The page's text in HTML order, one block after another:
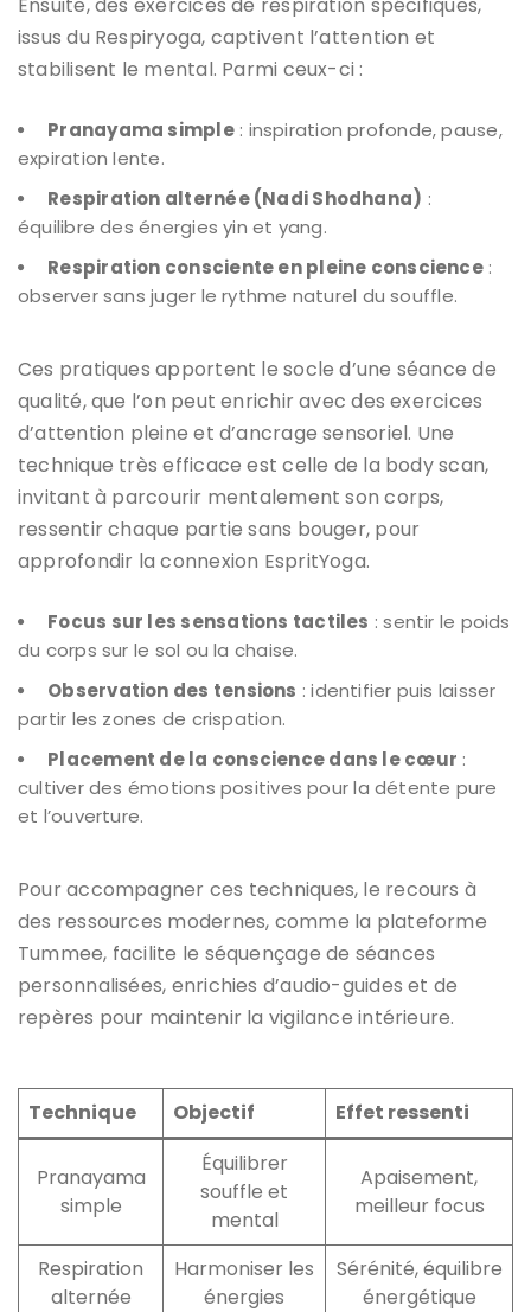
issus du Respiryoga, captivent l’attention et
stabilisent le mental. Parmi ceux-ci :
Pranayama simple: inspiration profonde, pause,
expiration lente.
Respiration alternée (Nadi Shodhana) :
équilibre des énergies yin et yang.
Respiration consciente en pleine conscience:
observer sans juger le rythme naturel du souffle.
Ces pratiques apportent le socle d’une séance de
qualité, que l’on peut enrichir avec des exercices
d’attention pleine et d’ancrage sensoriel. Une
technique très efficace est celle de la body scan,
invitant à parcourir mentalement son corps,
ressentir chaque partie sans bouger, pour
approfondir la connexion EspritYoga.
Focus sur les sensations tactiles : sentir le poids
du corps sur le sol ou la chaise.
Observation des tensions : identifier puis laisser
partir les zones de crispation.
Placement de la conscience dans le cœur :
cultiver des émotions positives pour la détente pure
et l’ouverture.
Pour accompagner ces techniques, le recours à
des ressources modernes, comme la plateforme
Tummee, facilite le séquençage de séances
personnalisées, enrichies d’audio-guides et de
repères pour maintenir la vigilance intérieure.
Technique Objectif Effet ressenti
Pranayama
simple
Équilibrer
souffle et
mental
Apaisement,
meilleur focus
Respiration
alternée
Harmoniser les
énergies
Sérénité, équilibre
énergétique